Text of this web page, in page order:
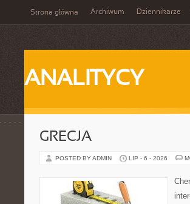
Strona główna Archiwum Dziennikarze
ANALITYCY
GRECJA
POSTED BY ADMIN LIP - 6 - 2026